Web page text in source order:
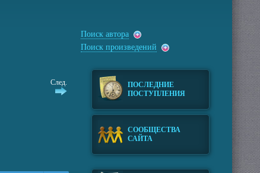
След.
Поиск автора
Поиск произведений
ПОСЛЕДНИЕ
ПОСТУПЛЕНИЯ
СООБЩЕСТВА
САЙТА